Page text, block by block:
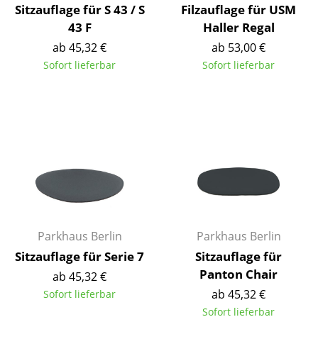
Stehtische & Stehpulte
Kindertische
Gartentische
Aufbewahren
Wandregale
Sitzauflage für S 43 / S
43 F
ab 45,32 €
Sofort lieferbar
Filzauflage für USM
Haller Regal
ab 53,00 €
Sofort lieferbar
Parkhaus Berlin
Sitzauflage für Serie 7
ab 45,32 €
Sofort lieferbar
Parkhaus Berlin
Sitzauflage für
Panton Chair
ab 45,32 €
Sofort lieferbar